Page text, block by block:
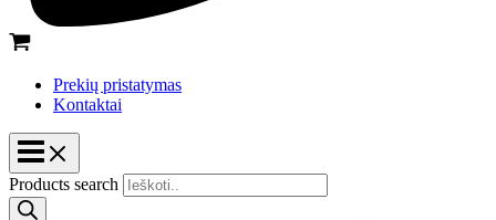
Prekių pristatymas
Kontaktai
Products search